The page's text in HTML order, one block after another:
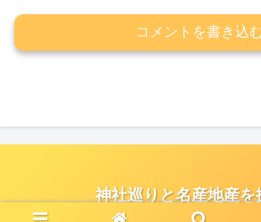
コメントを書き込
神社巡りと名産地産を